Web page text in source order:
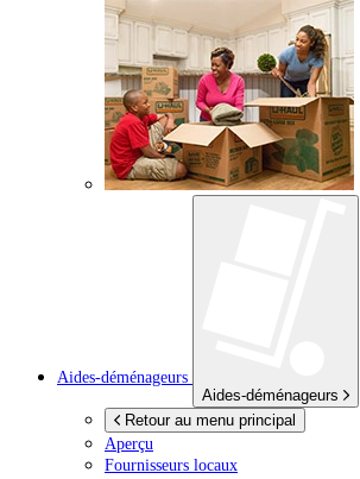
Aides-déménageurs
Aides-déménageurs
Retour au menu principal
Aperçu
Fournisseurs locaux